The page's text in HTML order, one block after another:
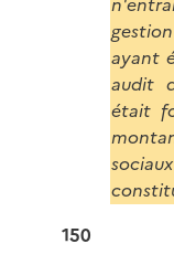
ayant
audit
était
150